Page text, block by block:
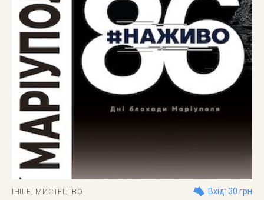
ДОВІДКА
ІНШЕ, МИСТЕЦТВО Вхід: 30 грн